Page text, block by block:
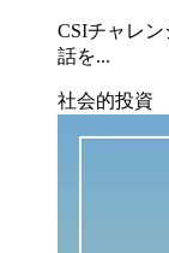
CSIチャレ
話を...
社会的投資